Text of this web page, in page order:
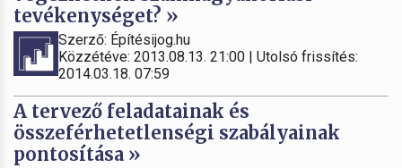
tevékenységet? »
Szerző: Építésijog.hu
Közzétéve: 2013.08.13. 21:00 | Utolsó frissítés:
2014.03.18. 07:59
A tervező feladatainak és
összeférhetetlenségi szabályainak
pontosítása »